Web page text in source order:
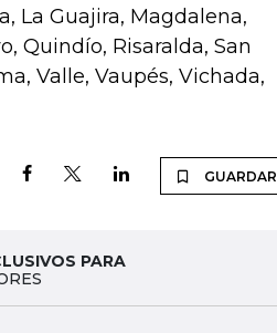
La Guajira, Magdalena,
Quindío, Risaralda, San
Valle, Vaupés, Vichada,
GUARDAR
PARA